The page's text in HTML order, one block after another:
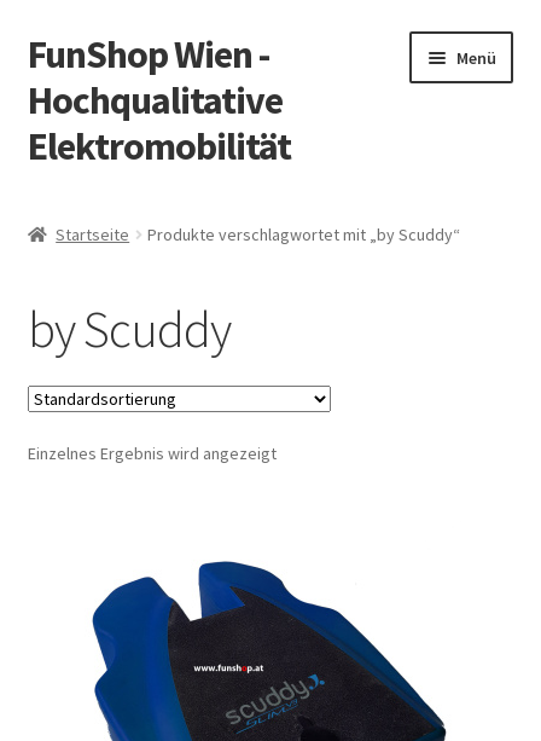
Zur
Navigation
springen
Zum
Inhalt
springen
FunShop Wien -
Hochqualitative
Elektromobilität
Menü
Vorsicht Internetbetrug
Über FunShop
Impressum
Startseite Produkte verschlagwortet mit „by Scuddy“
by Scuddy
Einzelnes Ergebnis wird angezeigt